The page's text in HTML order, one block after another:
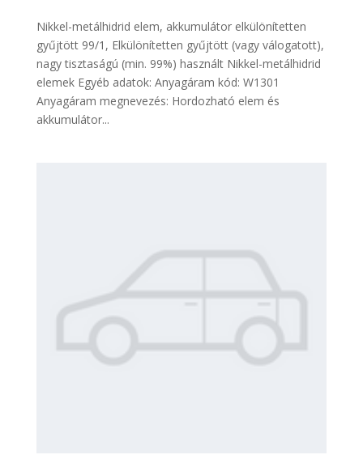
Nikkel-metálhidrid elem, akkumulátor elkülönítetten
gyűjtött 99/1, Elkülönítetten gyűjtött (vagy válogatott),
nagy tisztaságú (min. 99%) használt Nikkel-metálhidrid
elemek Egyéb adatok: Anyagáram kód: W1301
Anyagáram megnevezés: Hordozható elem és
akkumulátor...